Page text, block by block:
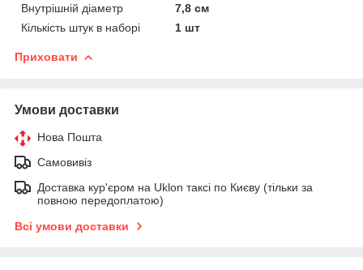
Внутрішній діаметр
7,8 см
Кількість штук в наборі
1 шт
Приховати
Умови доставки
Нова Пошта
Самовивіз
Доставка кур'єром на Uklon таксі по Києву (тільки за
повною передоплатою)
Всі умови доставки